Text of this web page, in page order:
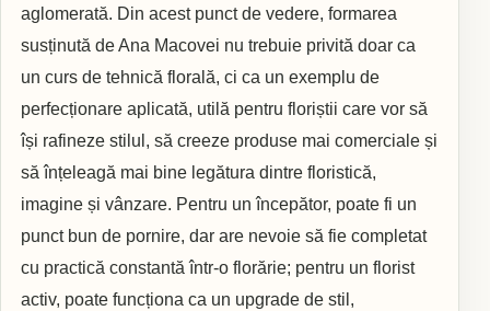
aglomerată. Din acest punct de vedere, formarea
susținută de Ana Macovei nu trebuie privită doar ca
un curs de tehnică florală, ci ca un exemplu de
perfecționare aplicată, utilă pentru floriștii care vor să
își rafineze stilul, să creeze produse mai comerciale și
să înțeleagă mai bine legătura dintre floristică,
imagine și vânzare. Pentru un începător, poate fi un
punct bun de pornire, dar are nevoie să fie completat
cu practică constantă într-o florărie; pentru un florist
activ, poate funcționa ca un upgrade de stil,